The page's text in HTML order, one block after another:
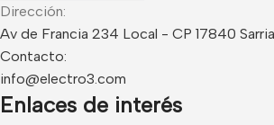
Dirección:
Av de Francia 234 Local - CP 17840
Contacto:
info@electro3.com
Enlaces de interés